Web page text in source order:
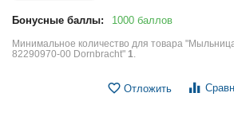
Бонусные баллы: 1000 баллов
Минимальное количество для товара
82290970-00 Dornbracht"1.
Отложить